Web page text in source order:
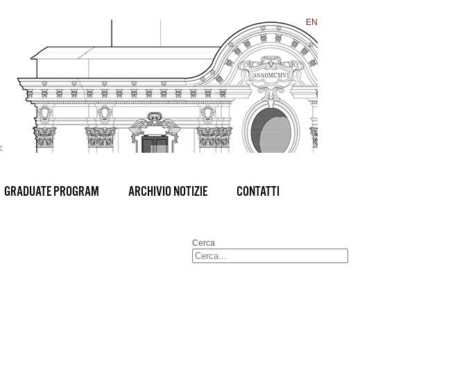
EN
GRADUATE PROGRAM ARCHIVIO NOTIZIE CONTATTI
Cerca